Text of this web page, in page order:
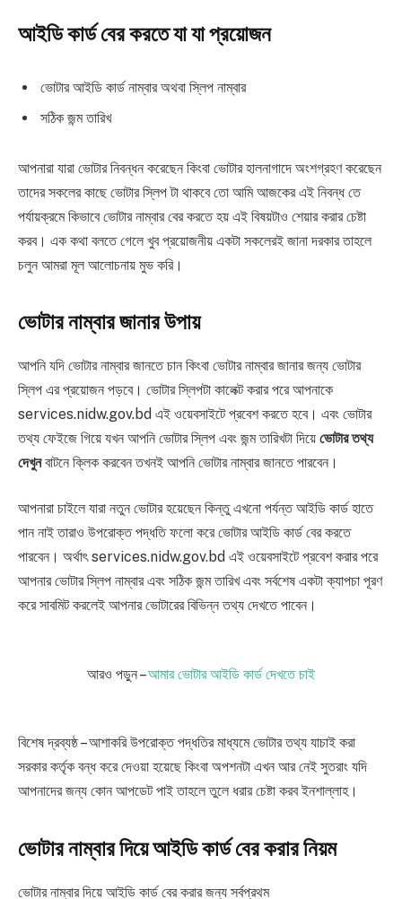
আইডি কার্ড বের করতে যা যা প্রয়োজন
ভোটার আইডি কার্ড নাম্বার অথবা স্লিপ নাম্বার
সঠিক জন্ম তারিখ
আপনারা যারা ভোটার নিবন্ধন করেছেন কিংবা ভোটার হালনাগাদে অংশগ্রহণ করেছেন
তাদের সকলের কাছে ভোটার স্লিপ টা থাকবে তো আমি আজকের এই নিবন্ধ তে
পর্যায়ক্রমে কিভাবে ভোটার নাম্বার বের করতে হয় এই বিষয়টাও শেয়ার করার চেষ্টা
করব। এক কথা বলতে গেলে খুব প্রয়োজনীয় একটা সকলেরই জানা দরকার তাহলে
চলুন আমরা মূল আলোচনায় মুভ করি।
ভোটার নাম্বার জানার উপায়
আপনি যদি ভোটার নাম্বার জানতে চান কিংবা ভোটার নাম্বার জানার জন্য ভোটার
স্লিপ এর প্রয়োজন পড়বে। ভোটার স্লিপটা কালেক্ট করার পরে আপনাকে
services.nidw.gov.bd এই ওয়েবসাইটে প্রবেশ করতে হবে। এবং ভোটার
তথ্য ফেইজে গিয়ে যখন আপনি ভোটার স্লিপ এবং জন্ম তারিখটা দিয়ে ভোটার তথ্য
দেখুনবাটনে ক্লিক করবেন তখনই আপনি ভোটার নাম্বার জানতে পারবেন।
আপনারা চাইলে যারা নতুন ভোটার হয়েছেন কিন্তু এখনো পর্যন্ত আইডি কার্ড হাতে
পান নাই তারাও উপরোক্ত পদ্ধতি ফলো করে ভোটার আইডি কার্ড বের করতে
পারবেন। অর্থাৎ services.nidw.gov.bd এই ওয়েবসাইটে প্রবেশ করার পরে
আপনার ভোটার স্লিপ নাম্বার এবং সঠিক জন্ম তারিখ এবং সর্বশেষ একটা ক্যাপচা পূরণ
করে সাবমিট করলেই আপনার ভোটারের বিভিন্ন তথ্য দেখতে পাবেন।
আরও পড়ুন –আমার ভোটার আইডি কার্ড দেখতে চাই
বিশেষ দ্রব্যষ্ঠ – আশাকরি উপরোক্ত পদ্ধতির মাধ্যমে ভোটার তথ্য যাচাই করা
সরকার কর্তৃক বন্ধ করে দেওয়া হয়েছে কিংবা অপশনটা এখন আর নেই সুতরাং যদি
আপনাদের জন্য কোন আপডেট পাই তাহলে তুলে ধরার চেষ্টা করব ইনশাল্লাহ।
ভোটার নাম্বার দিয়ে আইডি কার্ড বের করার নিয়ম
ভোটার নাম্বার দিয়ে আইডি কার্ড বের করার জন্য সর্বপ্রথম